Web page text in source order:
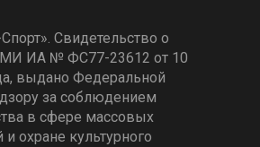
Свидетельство о
ИА № ФС77-23612 от 10
выдано Федеральной
за соблюдением
в сфере массовых
охране культурного